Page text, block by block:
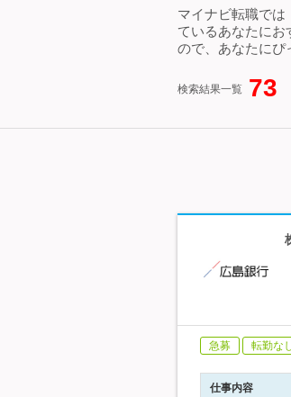
マイナビ転職では
ているあなたにお
ので、あなたにぴ
検索結果一覧 73
急募 転勤な
仕事内容